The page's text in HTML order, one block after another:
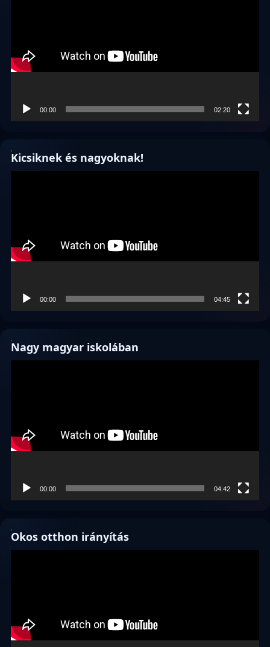
00:00 02:20
Kicsiknek és nagyoknak!
00:00 04:45
Nagy magyar iskolában
00:00 04:42
Okos otthon irányítás